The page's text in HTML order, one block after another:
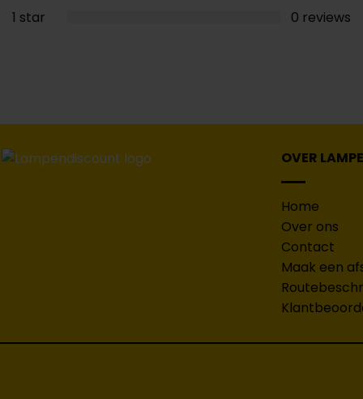
1 star
0 reviews
OVER
Home
Over ons
Contact
Maak een